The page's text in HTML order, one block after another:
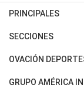
PRINCIPALES
Últimas Noticias
Política
SECCIONES
Horóscopo
Motores
OVACIÓN
Fútbol
GRUPO AMÉRICA